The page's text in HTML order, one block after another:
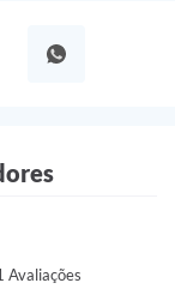
Avaliações